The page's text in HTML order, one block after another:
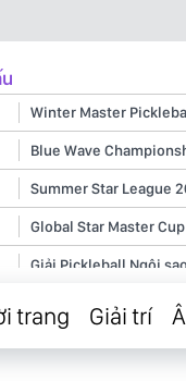
Winter Master
Blue Wave
Summer Star League
Global Star Master Cup
Giải Pickleball Ngôi
Giải Pickleball Ngôi
trang Giải trí